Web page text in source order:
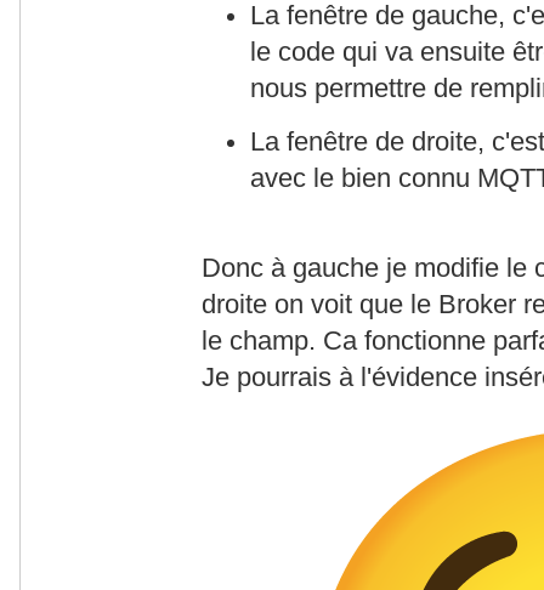
La fenêtre de gauche,
le code qui va ensuite
nous permettre de
La fenêtre de droite,
avec le bien connu
Donc à gauche je modifie le
droite on voit que le Broker
le champ. Ca fonctionne
Je pourrais à l'évidence